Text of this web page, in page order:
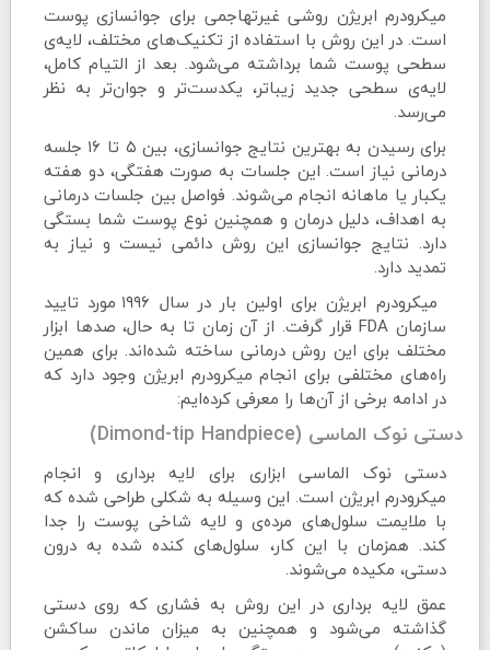
میکرودرم ابریژن روشی غیرتهاجمی برای جوانسازی پوست
است. در این روش با استفاده از تکنیک‌های مختلف، لایه‌ی
سطحی پوست شما برداشته می‌شود. بعد از التیام کامل،
لایه‌ی سطحی جدید زیباتر، یکدست‌تر و جوان‌تر به نظر
می‌رسد.
برای رسیدن به بهترین نتایج جوانسازی، بین ۵ تا ۱۶ جلسه
درمانی نیاز است. این جلسات به صورت هفتگی، دو هفته
یکبار یا ماهانه انجام می‌شوند. فواصل بین جلسات درمانی
به اهداف، دلیل درمان و همچنین نوع پوست شما بستگی
دارد. نتایج جوانسازی این روش دائمی نیست و نیاز به
تمدید دارد.
میکرودرم ابریژن برای اولین بار در سال ۱۹۹۶ مورد تایید
سازمان FDA قرار گرفت. از آن زمان تا به حال، صدها ابزار
مختلف برای این روش درمانی ساخته شده‌اند. برای همین
راه‌های مختلفی برای انجام میکرودرم ابریژن وجود دارد که
در ادامه برخی از آن‌ها را معرفی کرده‌ایم:
دستی نوک الماسی (Dimond-tip Handpiece)
دستی نوک الماسی ابزاری برای لایه برداری و انجام
میکرودرم ابریژن است. این وسیله به شکلی طراحی شده که
با ملایمت سلول‌های مرده‌ی و لایه شاخی پوست را جدا
کند. همزمان با این کار، سلول‌های کنده شده به درون
دستی، مکیده می‌شوند.
عمق لایه برداری در این روش به فشاری که روی دستی
گذاشته می‌شود و همچنین به میزان ماندن ساکشن